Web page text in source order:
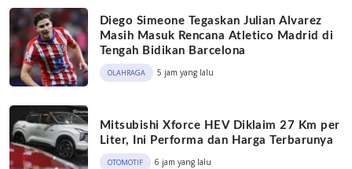
Diego Simeone Tegaskan Julian Alvarez
Masih Masuk Rencana Atletico Madrid di
Tengah Bidikan Barcelona
OLAHRAGA 5 jam yang lalu
Mitsubishi Xforce HEV Diklaim 27 Km per
Liter, Ini Performa dan Harga Terbarunya
OTOMOTIF 6 jam yang lalu